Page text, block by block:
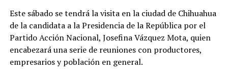
Este sábado se tendrá la visita en la ciudad de Chihuahua
de la candidata a la Presidencia de la República por el
Partido Acción Nacional, Josefina Vázquez Mota, quien
encabezará una serie de reuniones con productores,
empresarios y población en general.